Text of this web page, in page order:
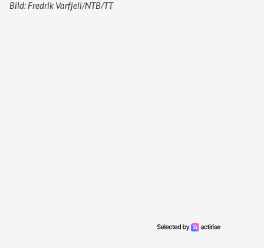
Bild: Fredrik Varfjell/NTB/TT